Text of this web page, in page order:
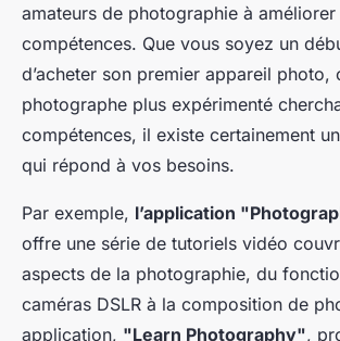
amateurs de photographie à améliorer
compétences. Que vous soyez un
d’acheter son premier appareil photo,
photographe plus expérimenté
compétences, il existe certainement
qui répond à vos besoins.
Par exemple, l’application
offre une série de tutoriels vidéo
aspects de la photographie, du
caméras DSLR à la composition de
application, "Learn Photography",